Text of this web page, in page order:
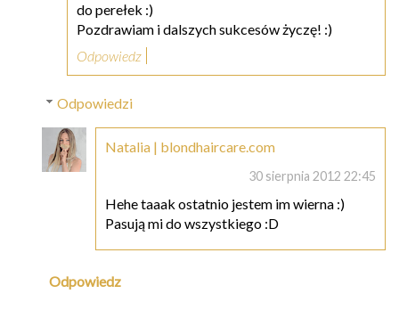
do perełek :)
Pozdrawiam i dalszych sukcesów życzę! :)
Odpowiedz
Odpowiedzi
Natalia | blondhaircare.com
30 sierpnia 2012 22:45
Hehe taaak ostatnio jestem im wierna :)
Pasują mi do wszystkiego :D
Odpowiedz